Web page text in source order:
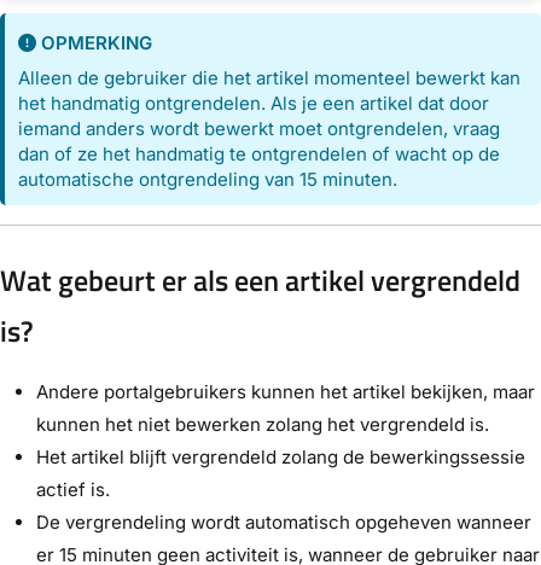
OPMERKING
Alleen de gebruiker die het artikel momenteel bewerkt kan
het handmatig ontgrendelen. Als je een artikel dat door
iemand anders wordt bewerkt moet ontgrendelen, vraag
dan of ze het handmatig te ontgrendelen of wacht op de
automatische ontgrendeling van 15 minuten.
Wat gebeurt er als een artikel vergrendeld
is?
Andere portalgebruikers kunnen het artikel bekijken, maar
kunnen het niet bewerken zolang het vergrendeld is.
Het artikel blijft vergrendeld zolang de bewerkingssessie
actief is.
De vergrendeling wordt automatisch opgeheven wanneer
er 15 minuten geen activiteit is, wanneer de gebruiker naar